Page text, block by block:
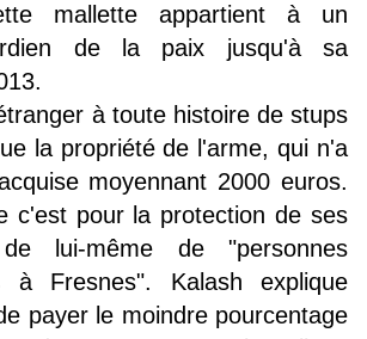
mallette appartient à un
de la paix jusqu'à sa
à toute histoire de stups
la propriété de l'arme, qui n'a
moyennant 2000 euros.
c'est pour la protection de ses
lui-même de "personnes
à Fresnes". Kalash explique
payer le moindre pourcentage